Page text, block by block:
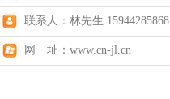
联系人：林先生 15944285868
网 址：www.cn-jl.cn